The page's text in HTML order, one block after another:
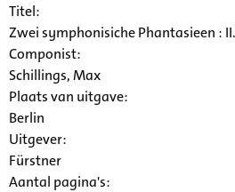
Titel:
Zwei symphonisiche Phantasieen :
Componist:
Schillings, Max
Plaats van uitgave:
Berlin
Uitgever:
Fürstner
Aantal pagina's: